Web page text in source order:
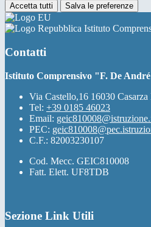
Accetta tutti Salva le preferenze
Istituto
Contatti
Istituto Comprensivo "F. De
Via Castello,16 16030
Tel: +39 0185 46023
Email:
PEC:
C.F.: 82003230107
Cod. Mecc. GEIC810008
Fatt. Elett. UF8TDB
Sezione Link Utili